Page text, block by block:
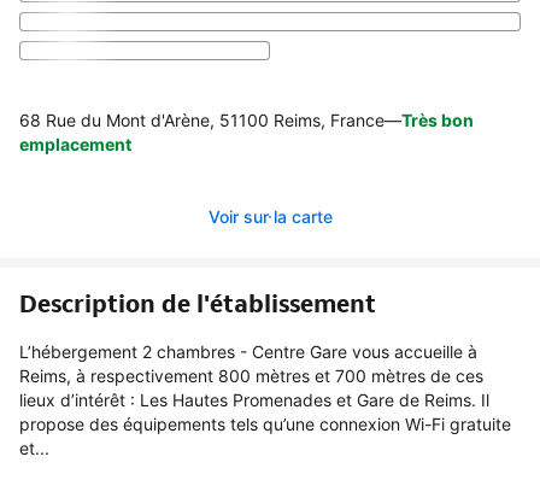
68 Rue du Mont d'Arène, 51100 Reims, France—Très bon
emplacement
Voir sur la carte
Description de l'établissement
L’hébergement 2 chambres - Centre Gare vous accueille à
Reims, à respectivement 800 mètres et 700 mètres de ces
lieux d’intérêt : Les Hautes Promenades et Gare de Reims. Il
propose des équipements tels qu’une connexion Wi-Fi gratuite
et...